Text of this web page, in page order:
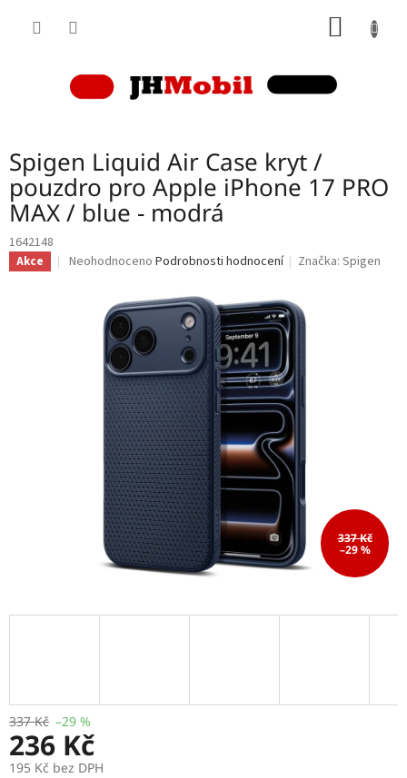
Spigen Liquid Air Case kryt /
pouzdro pro Apple iPhone 17 PRO
MAX / blue - modrá
1642148
Akce
Průměrné
hvězdiček.
Neohodnoceno Podrobnosti hodnocení Značka:Spigen
337 Kč
–29 %
337 Kč –29 %
236 Kč
195 Kč bez DPH